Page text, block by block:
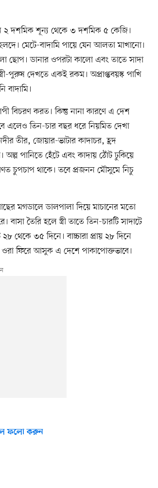
২ দশমিক শূন্য থেকে ৩ দশমিক ৫ কেজি।
মেটে-বাদামি পায়ে যেন আলতা মাখানো।
ছোপ। ডানার ওপরটা কালো এবং তাতে সাদা
পুরুষ দেখতে একই রকম। অপ্রাপ্তবয়স্ক পাখি
বাদামি।
বিচরণ করত। কিন্তু নানা কারণে এ দেশ
এলেও তিন-চার বছর ধরে নিয়মিত দেখা
তীর, জোয়ার-ভাটার কাদাচর, হ্রদ
অল্প পানিতে হেঁটে এবং কাদায় ঠোঁট ঢুকিয়ে
চুপচাপ থাকে। তবে প্রজনন মৌসুমে নিচু
মগডালে ডালপালা দিয়ে মাচানের মতো
তৈরি হলে স্ত্রী তাতে তিন-চারটি সাদাটে
থেকে ৩৫ দিনে। বাচ্চারা প্রায় ২৮ দিনে
ফিরে আসুক এ দেশে পাকাপোক্তভাবে।
ফলো করুন